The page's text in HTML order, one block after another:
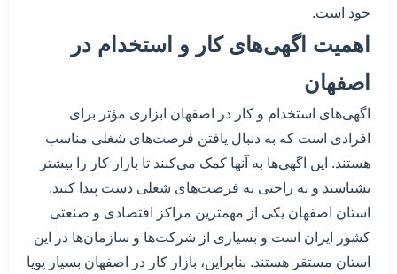
خود است.
اهمیت اگهی‌های کار و استخدام در
اصفهان
اگهی‌های استخدام و کار در اصفهان ابزاری مؤثر برای
افرادی است که به دنبال یافتن فرصت‌های شغلی مناسب
هستند. این اگهی‌ها به آنها کمک می‌کنند تا بازار کار را بیشتر
بشناسند و به راحتی به فرصت‌های شغلی دست پیدا کنند.
استان اصفهان یکی از مهمترین مراکز اقتصادی و صنعتی
کشور ایران است و بسیاری از شرکت‌ها و سازمان‌ها در این
استان مستقر هستند. بنابراین، بازار کار در اصفهان بسیار پویا